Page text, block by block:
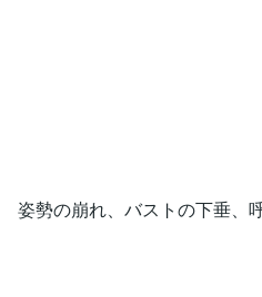
姿勢の崩れ、バストの下垂、